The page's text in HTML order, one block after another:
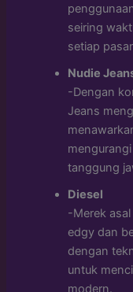
seiring
setiap
Nudie
-Dengan
Jeans
tanggung
Diesel
-Merek
edgy dan
dengan
untuk
modern.